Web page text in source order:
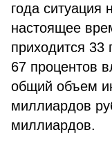
года ситуация
настоящее
приходится 33
67 процентов
общий объем
миллиардов
миллиардов.